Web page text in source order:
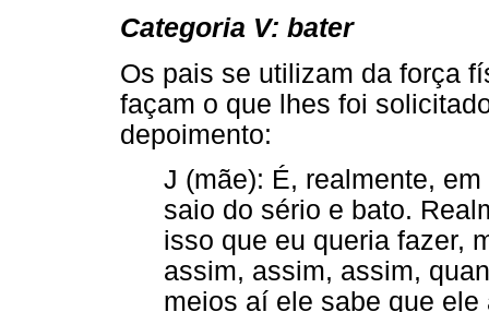
Categoria V: bater
Os pais se utilizam da força
façam o que lhes foi
depoimento:
J (mãe): É, realmente,
saio do sério e bato.
isso que eu queria fazer,
assim, assim, assim,
meios aí ele sabe que